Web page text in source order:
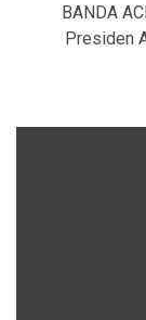
BANDA
Presiden